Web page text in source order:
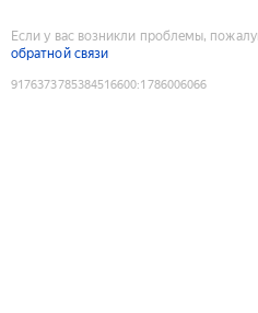
Если у вас возникли проблемы,
обратной связи
9176373785384516600:1786006066